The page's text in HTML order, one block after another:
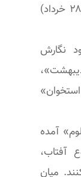
جهانی است از ۹ تا ۱۸ ژوئن (۱۹ تا ۲۸ خرداد)
نگارش
«چهارشنبه ۱۹ اردیبهشت»،
آمده
میان